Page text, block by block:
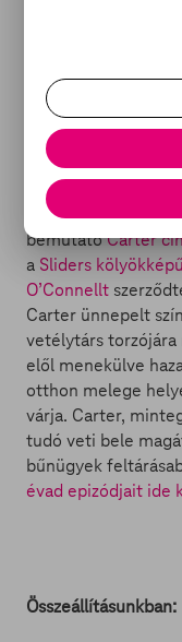
AzAXN
váratlan
színészből lett
bemutatóCarter
a Sliders
O’Connellt
Carter ünnepelt
vetélytárs torzójára
elől menekülve
otthon melege
várja. Carter,
tudó veti bele
bűnügyek
évad epizódjait ide
Összeállításunkban: